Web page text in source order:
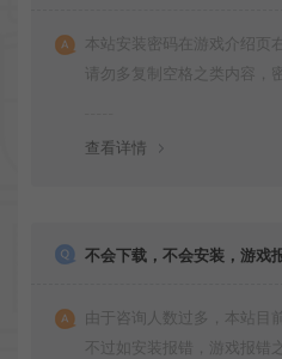
本站安装密码在游戏介绍页
请勿多复制空格之类内容，
查看详情
不会下载，不会安装，游戏
由于咨询人数过多，本站目
不过如安装报错，游戏报错